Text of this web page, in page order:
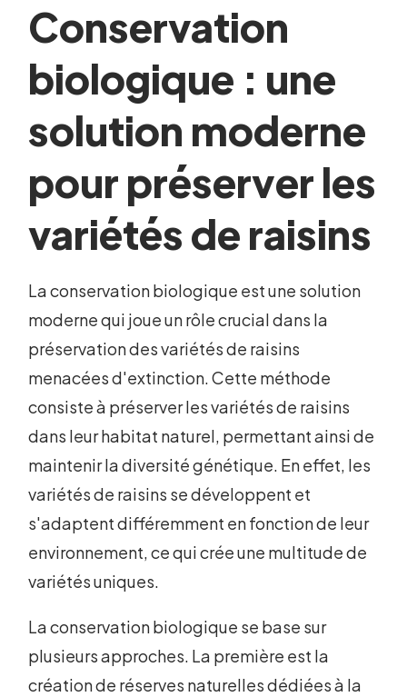
Conservation
biologique : une
solution moderne
pour préserver les
variétés de raisins
La conservation biologique est une solution
moderne qui joue un rôle crucial dans la
préservation des variétés de raisins
menacées d'extinction. Cette méthode
consiste à préserver les variétés de raisins
dans leur habitat naturel, permettant ainsi de
maintenir la diversité génétique. En effet, les
variétés de raisins se développent et
s'adaptent différemment en fonction de leur
environnement, ce qui crée une multitude de
variétés uniques.
La conservation biologique se base sur
plusieurs approches. La première est la
création de réserves naturelles dédiées à la